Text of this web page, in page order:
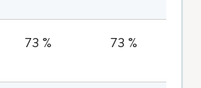
73 % 73 %